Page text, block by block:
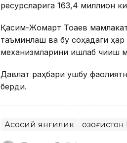
ресурсларига 163,4 миллион
Қасим-Жомарт Тоқаев
таъминлаш ва бу соҳадаги ҳар
механизмларини ишлаб чиқиш
Давлат раҳбари ушбу
берди.
Асосий янгилик